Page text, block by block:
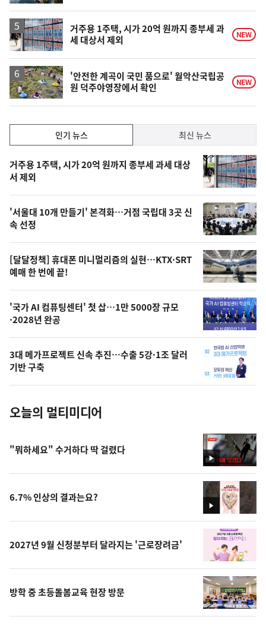
하
락
거주용 1주택, 시가 20억 원까지 종부세 과
세 대상서 제외
NEW
'안전한 계곡이 국민 품으로' 월악산국립공
원 덕주야영장에서 확인
NEW
기,
최
신,
오
늘
의
영
상
오
의
사
진
인기 뉴스 최신 뉴스
인
기
뉴
스
거주용 1주택, 시가 20억 원까지 종부세 과세 대상
서 제외
'서울대 10개 만들기' 본격화…거점 국립대 3곳 신
속 선정
[달달정책] 휴대폰 미니멀리즘의 실현…KTX·SRT
예매 한 번에 끝!
'국가 AI 컴퓨팅센터' 첫 삽…1만 5000장 규모
·2028년 완공
3대 메가프로젝트 신속 추진…수출 5강·1조 달러
기반 구축
오늘의 멀티미디어
영
상
"뭐하세요" 수거하다 딱 걸렸다
영
상
6.7% 인상의 결과는요?
2027년 9월 신청분부터 달라지는 '근로장려금'
방학 중 초등돌봄교육 현장 방문